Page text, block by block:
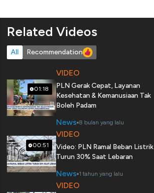
Related Videos
All Recommendation
01:18
VIDEO
PLN Gerak Cepat, Layanan
Kesehatan & Kemanusiaan Tak
Boleh Padam
News 8 bulan yang lalu
00:51
VIDEO
Video: PLN Ramal Beban Listrik
Turun 30% Saat Lebaran
News 1 tahun yang lalu
VIDEO